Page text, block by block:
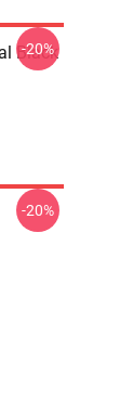
Black
-20%
-20%